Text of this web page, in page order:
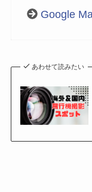
Google
あわせて読みたい